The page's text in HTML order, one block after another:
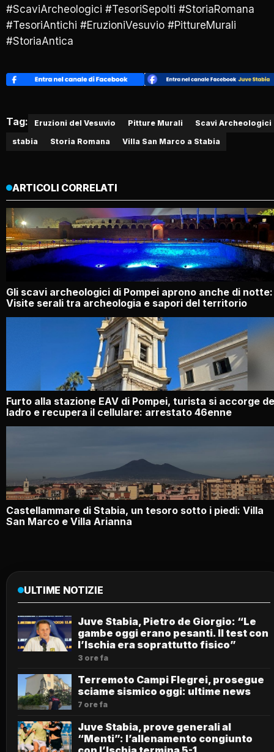
#ScaviArcheologici #TesoriSepolti #StoriaRomana
#TesoriAntichi #EruzioniVesuvio #PittureMurali
#StoriaAntica
Tag: Eruzioni del Vesuvio Pitture Murali
Scavi Archeologici
stabia
Storia Romana Villa San Marco a Stabia
ARTICOLI CORRELATI
Gli scavi archeologici di Pompei aprono anche di notte:
Visite serali tra archeologia e sapori del territorio
Furto alla stazione EAV di Pompei, turista si accorge
ladro e recupera il cellulare: arrestato 46enne
Castellammare di Stabia, un tesoro sotto i piedi: Villa
San Marco e Villa Arianna
ULTIME NOTIZIE
Juve Stabia, Pietro de Giorgio: “Le
gambe oggi erano pesanti. Il test con
l’Ischia era soprattutto fisico”
3 ore fa
Terremoto Campi Flegrei, prosegue
sciame sismico oggi: ultime news
7 ore fa
Juve Stabia, prove generali al
“Menti”: l’allenamento congiunto